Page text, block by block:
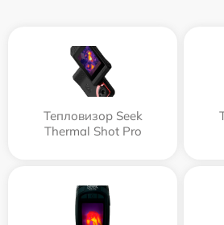
Тепловизор Seek
Thermal Shot Pro